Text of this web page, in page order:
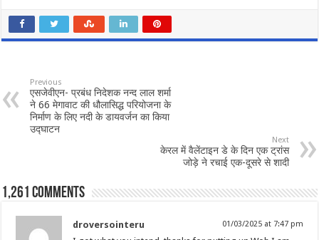
Previous
एसजेवीएन- प्रबंध निदेशक नन्‍द लाल शर्मा
ने 66 मेगावाट की धौलासिद्ध परियोजना के
निर्माण के लिए नदी के डायवर्जन का किया
उद्घाटन
Next
केरल में वैलेंटाइन डे के दिन एक ट्रांस
जोड़े ने रचाई एक-दूसरे से शादी
1,261 comments
droversointeru 01/03/2025 at 7:47 pm